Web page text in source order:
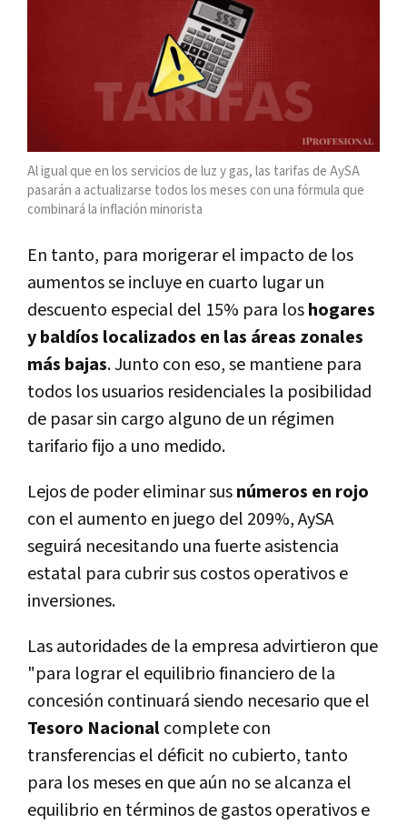
Al igual que en los servicios de luz y gas, las tarifas de AySA
pasarán a actualizarse todos los meses con una fórmula que
combinará la inflación minorista
En tanto, para morigerar el impacto de los
aumentos se incluye en cuarto lugar un
descuento especial del 15% para loshogares
y baldíos localizados en las áreas zonales
más bajas. Junto con eso, se mantiene para
todos los usuarios residenciales la posibilidad
de pasar sin cargo alguno de un régimen
tarifario fijo a uno medido.
Lejos de poder eliminar susnúmeros en rojo
con el aumento en juego del 209%, AySA
seguirá necesitando una fuerte asistencia
estatal para cubrir sus costos operativos e
inversiones.
Las autoridades de la empresa advirtieron que
"para lograr el equilibrio financiero de la
concesión continuará siendo necesario que el
Tesoro Nacionalcomplete con
transferencias el déficit no cubierto, tanto
para los meses en que aún no se alcanza el
equilibrio en términos de gastos operativos e